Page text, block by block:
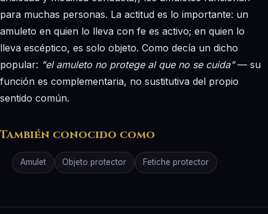
para muchas personas. La actitud es lo importante: un
amuleto en quien lo lleva con fe es activo; en quien lo
lleva escéptico, es solo objeto. Como decía un dicho
popular: "el amuleto no protege al que no se cuida"— su
función es complementaria, no sustitutiva del propio
sentido común.
También conocido como
Amulet Objeto protector Fetiche protector